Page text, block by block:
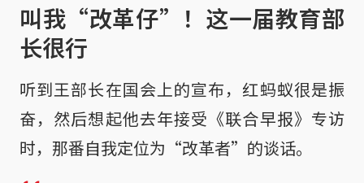
叫我“改革仔”！这一届教育部
长很行
听到王部长在国会上的宣布，红蚂蚁很是振
奋，然后想起他去年接受《联合早报》专访
时，那番自我定位为“改革者”的谈话。